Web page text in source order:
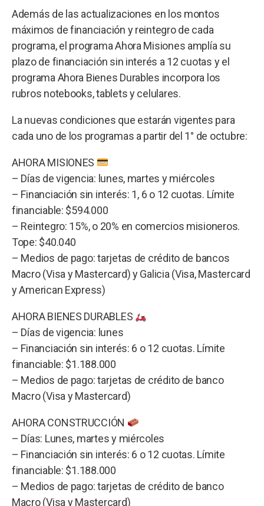
Además de las actualizaciones en los montos
máximos de financiación y reintegro de cada
programa, el programa Ahora Misiones amplía su
plazo de financiación sin interés a 12 cuotas y el
programa Ahora Bienes Durables incorpora los
rubros notebooks, tablets y celulares.
La nuevas condiciones que estarán vigentes para
cada uno de los programas a partir del 1° de octubre:
AHORA MISIONES
– Días de vigencia: lunes, martes y miércoles
– Financiación sin interés: 1, 6 o 12 cuotas. Límite
financiable: $594.000
– Reintegro: 15%, o 20% en comercios misioneros.
Tope: $40.040
– Medios de pago: tarjetas de crédito de bancos
Macro (Visa y Mastercard) y Galicia (Visa, Mastercard
y American Express)
AHORA BIENES DURABLES
– Días de vigencia: lunes
– Financiación sin interés: 6 o 12 cuotas. Límite
financiable: $1.188.000
– Medios de pago: tarjetas de crédito de banco
Macro (Visa y Mastercard)
AHORA CONSTRUCCIÓN
– Días: Lunes, martes y miércoles
– Financiación sin interés: 6 o 12 cuotas. Límite
financiable: $1.188.000
– Medios de pago: tarjetas de crédito de banco
Macro (Visa y Mastercard)